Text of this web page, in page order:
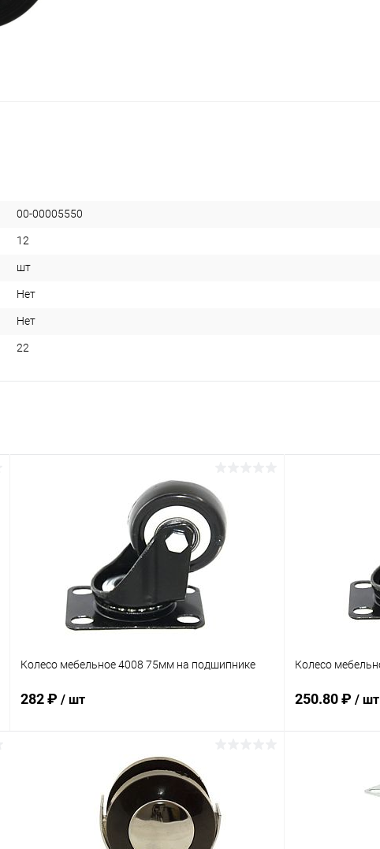
00-00005550
12
шт
Нет
Нет
22
Колесо мебельное 4008 75мм на подшипнике
282 ₽ / шт
В корзину
Купить в 1 клик Сравнение
В наличии
Колесо
250.80 ₽ / шт